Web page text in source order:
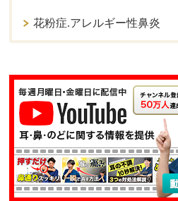
花粉症.アレルギー性鼻炎